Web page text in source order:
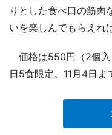
りとした食べ口の筋肉
いを楽しんでもらえれ
価格は550円（2個入
日5食限定。11月4日ま